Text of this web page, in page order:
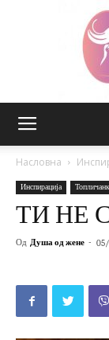
Насловна
Инспирација
ТИ НЕ
Од Душа од жене -